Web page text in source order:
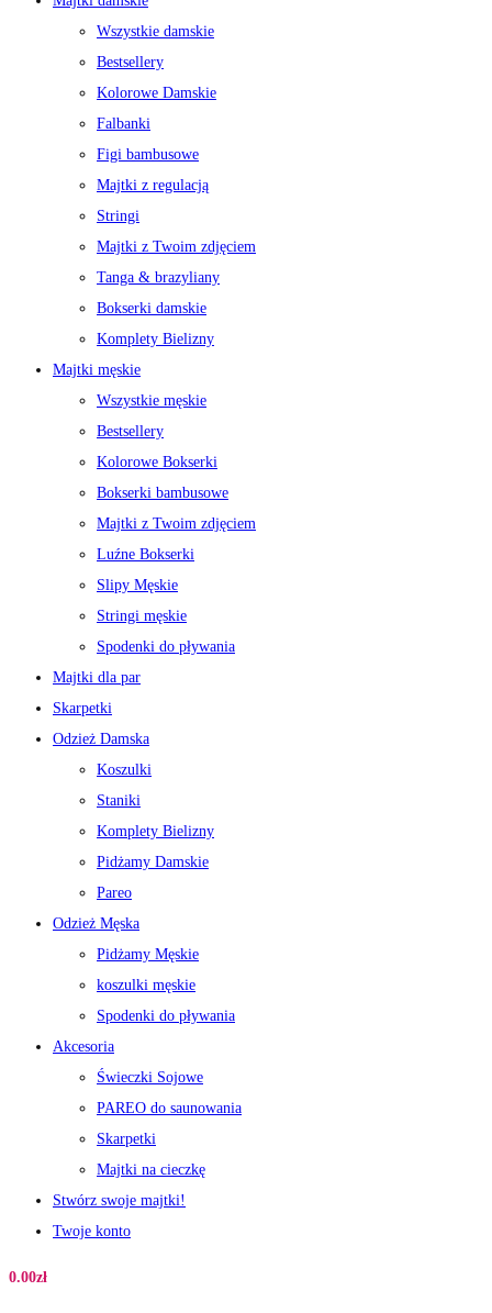
Wszystkie damskie
Bestsellery
Kolorowe Damskie
Falbanki
Figi bambusowe
Majtki z regulacją
Stringi
Majtki z Twoim zdjęciem
Tanga & brazyliany
Bokserki damskie
Komplety Bielizny
Majtki męskie
Wszystkie męskie
Bestsellery
Kolorowe Bokserki
Bokserki bambusowe
Majtki z Twoim zdjęciem
Luźne Bokserki
Slipy Męskie
Stringi męskie
Spodenki do pływania
Majtki dla par
Skarpetki
Odzież Damska
Koszulki
Staniki
Komplety Bielizny
Pidżamy Damskie
Pareo
Odzież Męska
Pidżamy Męskie
koszulki męskie
Spodenki do pływania
Akcesoria
Świeczki Sojowe
PAREO do saunowania
Skarpetki
Majtki na cieczkę
Stwórz swoje majtki!
Twoje konto
0.00zł